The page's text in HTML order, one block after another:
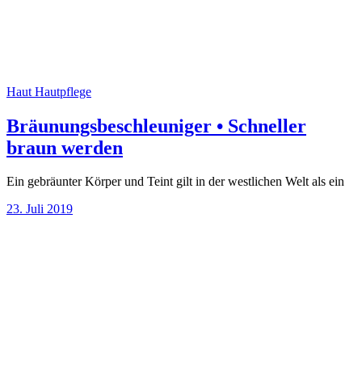
Haut Hautpflege
Bräunungsbeschleuniger • Schneller
braun werden
Ein gebräunter Körper und Teint gilt in der westlichen Welt als ein
23. Juli 2019